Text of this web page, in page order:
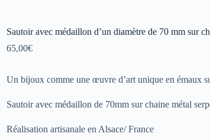
Sautoir avec médaillon d’un diamètre de 70 mm sur
65,00€
Un bijoux comme une œuvre d’art unique en émaux
Sautoir avec médaillon de 70mm sur chaine métal
Réalisation artisanale en Alsace/ France